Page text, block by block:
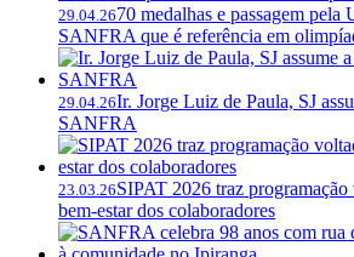
29.04.2670 medalhas e passagem pela
SANFRA que é referência em
29.04.26Ir. Jorge Luiz de Paula, SJ
SANFRA
23.03.26SIPAT 2026 traz programação
bem-estar dos colaboradores